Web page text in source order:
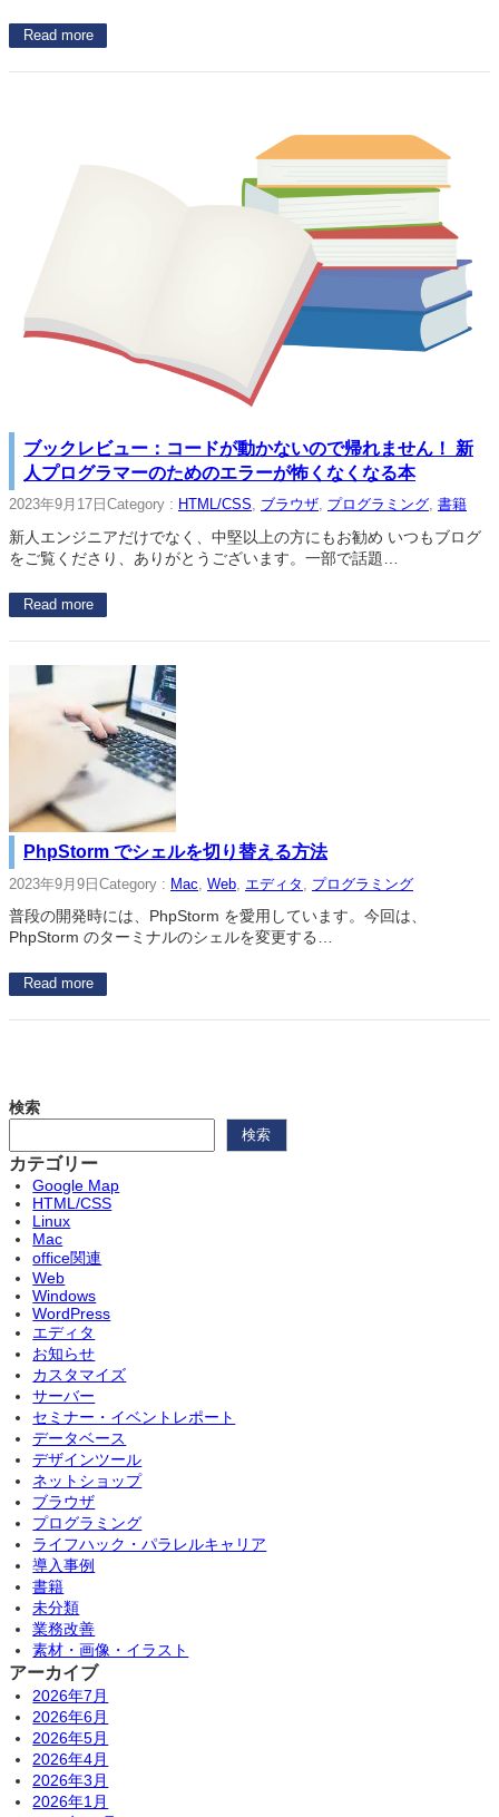
Read more
ブックレビュー：コードが動かないので帰れません！ 新
人プログラマーのためのエラーが怖くなくなる本
2023年9月17日 Category : HTML/CSS, ブラウザ, プログラミング, 書籍
新人エンジニアだけでなく、中堅以上の方にもお勧め いつもブログ
をご覧くださり、ありがとうございます。一部で話題…
Read more
PhpStorm でシェルを切り替える方法
2023年9月9日 Category : Mac Web エディタ プログラミング
普段の開発時には、PhpStorm を愛用しています。今回は、
PhpStorm のターミナルのシェルを変更する…
Read more
検索
検索
カテゴリー
Google Map
HTML/CSS
Linux
Mac
office関連
Web
Windows
WordPress
エディタ
お知らせ
カスタマイズ
サーバー
セミナー・イベントレポート
データベース
デザインツール
ネットショップ
ブラウザ
プログラミング
ライフハック・パラレルキャリア
導入事例
書籍
未分類
業務改善
素材・画像・イラスト
アーカイブ
2026年7月
2026年6月
2026年5月
2026年4月
2026年3月
2026年1月